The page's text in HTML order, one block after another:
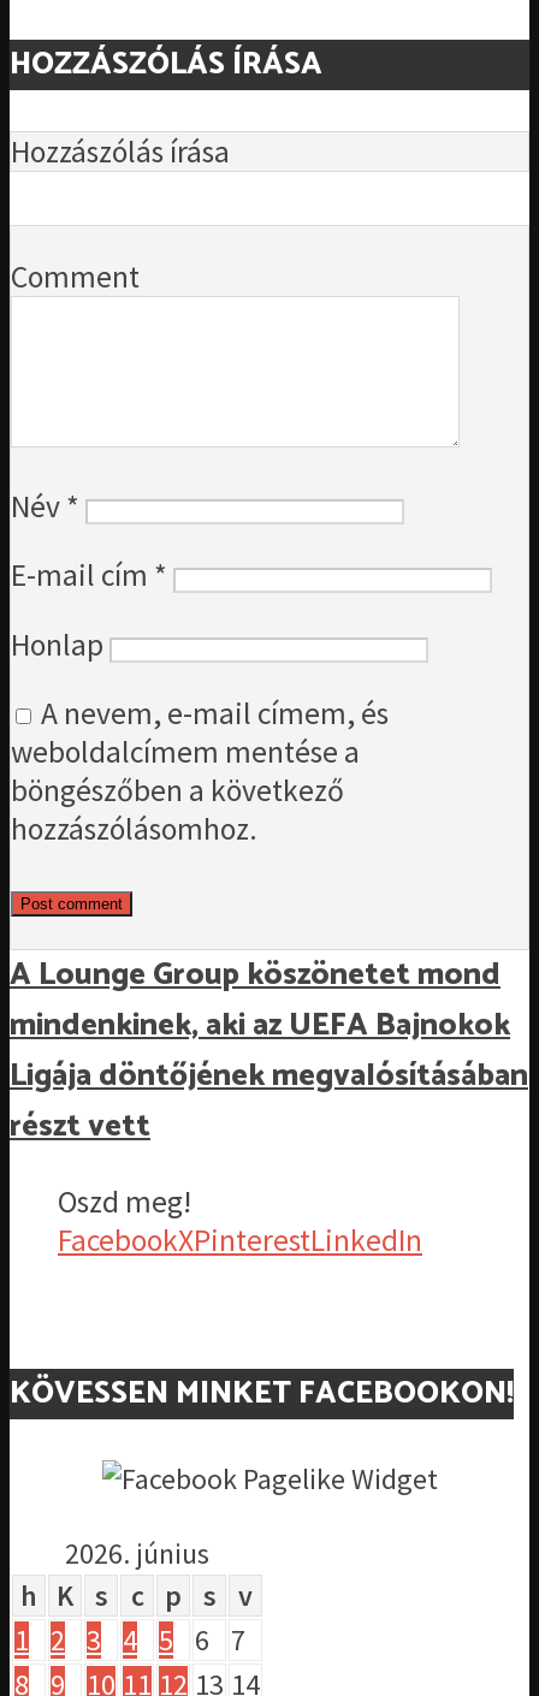
HOZZÁSZÓLÁS ÍRÁSA
Hozzászólás írása
Comment
Név*
E-mail cím *
Honlap
A nevem, e-mail címem, és
weboldalcímem mentése a
böngészőben a következő
hozzászólásomhoz.
A Lounge Group köszönetet mond
mindenkinek, aki az UEFA Bajnokok
Ligája döntőjének megvalósításában
részt vett
Oszd meg!
FacebookXPinterestLinkedIn
KÖVESSEN MINKET FACEBOOKON!
2026. június
h
K s c p s
v
1
2 3 4 5 6
7
8
9 10 11 12 13 14